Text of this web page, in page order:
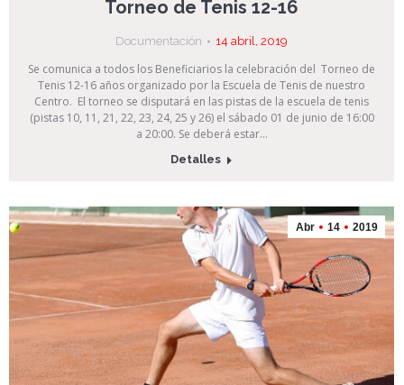
Torneo de Tenis 12-16
Documentación 14 abril, 2019
Se comunica a todos los Beneficiarios la celebración del Torneo de
Tenis 12-16 años organizado por la Escuela de Tenis de nuestro
Centro. El torneo se disputará en las pistas de la escuela de tenis
(pistas 10, 11, 21, 22, 23, 24, 25 y 26) el sábado 01 de junio de 16:00
a 20:00. Se deberá estar…
Detalles
Abr 14 2019